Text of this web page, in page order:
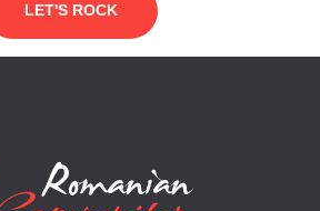
LET'S ROCK